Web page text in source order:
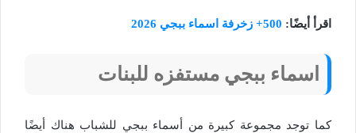
اقرأ أيضًا: 500+ زخرفة اسماء ببجي 2026
اسماء ببجي مستفزه للبنات
كما توجد مجموعة كبيرة من أسماء ببجي للشباب هناك أيضًا